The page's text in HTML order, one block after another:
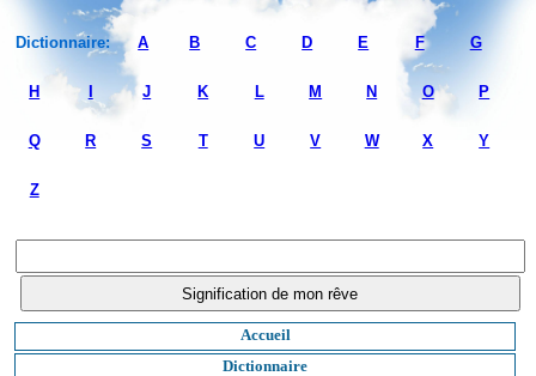
Dictionnaire: A B C D E F G
H J K L M N O P
Q R S T U V W X Y
Z
Accueil
Dictionnaire